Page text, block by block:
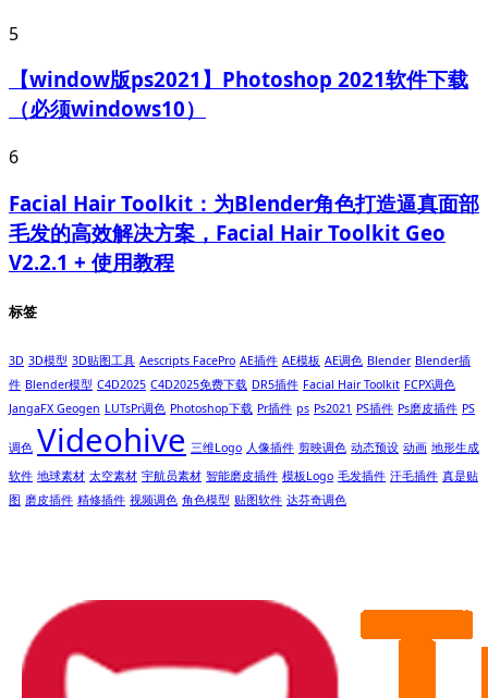
5
【window版ps2021】Photoshop 2021软件下载
（必须windows10）
6
Facial Hair Toolkit：为Blender角色打造逼真面部
毛发的高效解决方案，Facial Hair Toolkit Geo
V2.2.1 + 使用教程
标签
3D 3D模型 3D贴图工具 Aescripts FacePro AE插件 AE模板 AE调色 Blender Blender插
件 Blender模型 C4D2025 C4D2025免费下载 DR5插件 Facial Hair Toolkit FCPX调色
JangaFX Geogen LUTsPr调色 Photoshop下载 Pr插件 ps Ps2021 PS插件 Ps磨皮插件 PS
调色 Videohive 三维Logo 人像插件 剪映调色 动态预设 动画 地形生成
软件 地球素材 太空素材 宇航员素材 智能磨皮插件 模板Logo 毛发插件 汗毛插件 真是贴
图 磨皮插件 精修插件 视频调色 角色模型 贴图软件 达芬奇调色